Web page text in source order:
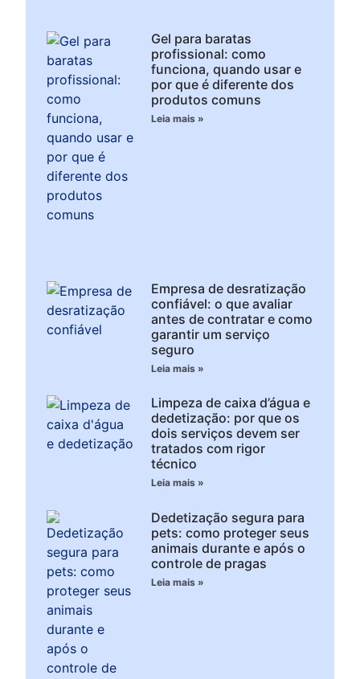
Gel para baratas
profissional: como
funciona, quando usar e
por que é diferente dos
produtos comuns
Leia mais »
Empresa de desratização
confiável: o que avaliar
antes de contratar e como
garantir um serviço
seguro
Leia mais »
Limpeza de caixa d’água e
dedetização: por que os
dois serviços devem ser
tratados com rigor
técnico
Leia mais »
Dedetização segura para
pets: como proteger seus
animais durante e após o
controle de pragas
Leia mais »